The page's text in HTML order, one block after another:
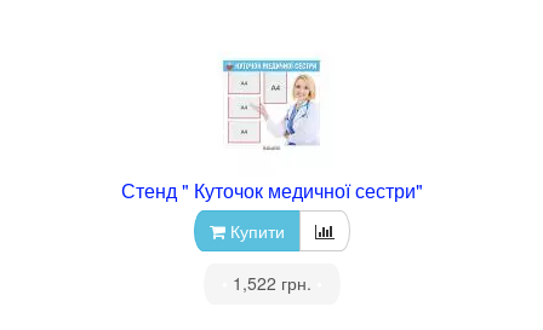
Стенд " Куточок медичної сестри"
Купити
1,522 грн.